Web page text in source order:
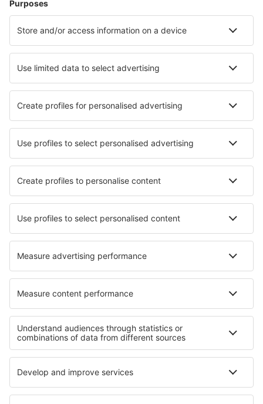
Volo+Hotel
Hotel
Parcheggi
Trasferimenti
Attrazioni
Eventi sportivi
Scopri di più
Applicazione mobile
Compagnie aeree
Ryanair
easyJet
Wizz Air
Volotea
Vueling
Informazioni su eSky
Termini e condizioni
Le mie prenotazioni
Informativa privacy
Assistenza e contatti